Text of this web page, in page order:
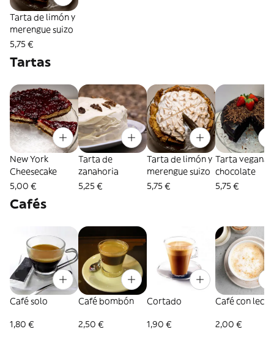
Tarta de limón y
merengue suizo
5,75 €
Tartas
New York
Cheesecake
5,00 €
Tarta de
zanahoria
5,25 €
Tarta de limón y
merengue suizo
5,75 €
Tarta vegana
chocolate
5,75 €
Cafés
Café solo
1,80 €
Café bombón
2,50 €
Cortado
1,90 €
Café con leche
2,00 €